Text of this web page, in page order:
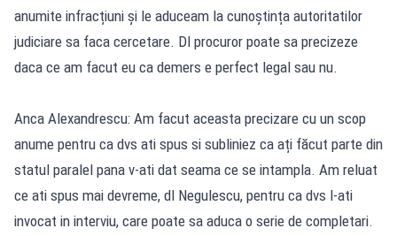
anumite infracțiuni și le aduceam la cunoștința autoritatilor
judiciare sa faca cercetare. Dl procuror poate sa precizeze
daca ce am facut eu ca demers e perfect legal sau nu.
Anca Alexandrescu: Am facut aceasta precizare cu un scop
anume pentru ca dvs ati spus si subliniez ca ați făcut parte din
statul paralel pana v-ati dat seama ce se intampla. Am reluat
ce ati spus mai devreme, dl Negulescu, pentru ca dvs l-ati
invocat in interviu, care poate sa aduca o serie de completari.